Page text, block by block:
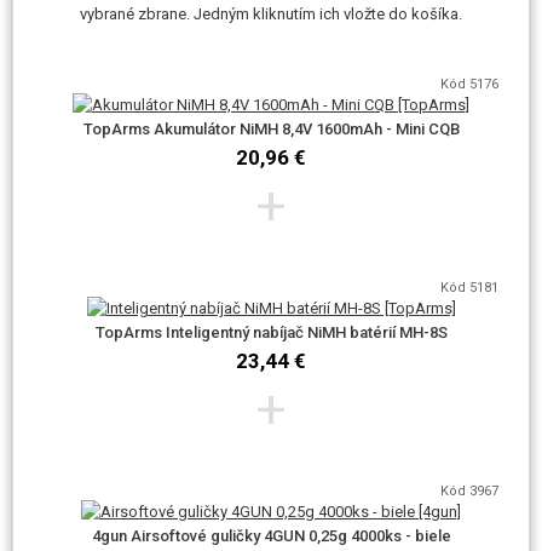
Madbull, G&G. Malý vzorku zadarmo v balení zbrane príliš neodporúčame
Podľa skúseností nášho servisu majú tieto zbrane nižšia poruchovosť,
ako podobné lacné zbrane v plastovej prevedení (napr. D-boys). Napriek
s telom z plastu a nie skutočná zbraň z ocele a zliatin.
vybrané zbrane. Jedným kliknutím ich vložte do košíka.
Kód 5176
TopArms Akumulátor NiMH 8,4V 1600mAh - Mini CQB
20,96 €
+
Kód 5181
TopArms Inteligentný nabíjač NiMH batérií MH-8S
23,44 €
+
Kód 3967
4gun Airsoftové guličky 4GUN 0,25g 4000ks - biele